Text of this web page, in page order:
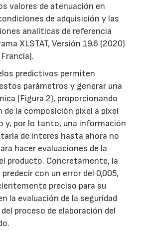
valores de atenuación en
de adquisición y las
analíticas de referencia
XLSTAT, Versión 19.6 (2020)
predictivos permiten
parámetros y generar una
(Figura 2), proporcionando
la composición píxel a píxel
y, por lo tanto, una información
de interés hasta ahora no
hacer evaluaciones de la
producto. Concretamente, la
predecir con un error del 0,005,
preciso para su
la evaluación de la seguridad
proceso de elaboración del